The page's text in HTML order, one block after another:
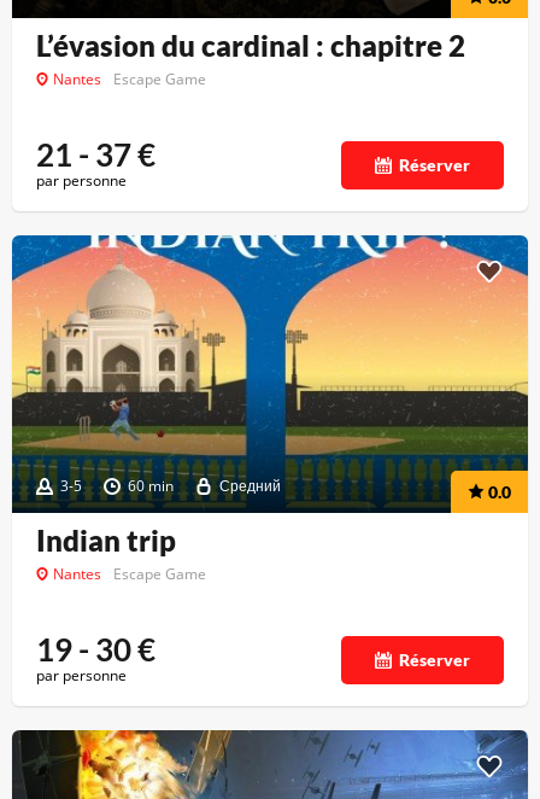
L’évasion du cardinal : chapitre 2
Nantes Escape Game
21 - 37€
par personne
Réserver
3-5 60 min Средний 0.0
Indian trip
Nantes Escape Game
19 - 30€
par personne
Réserver